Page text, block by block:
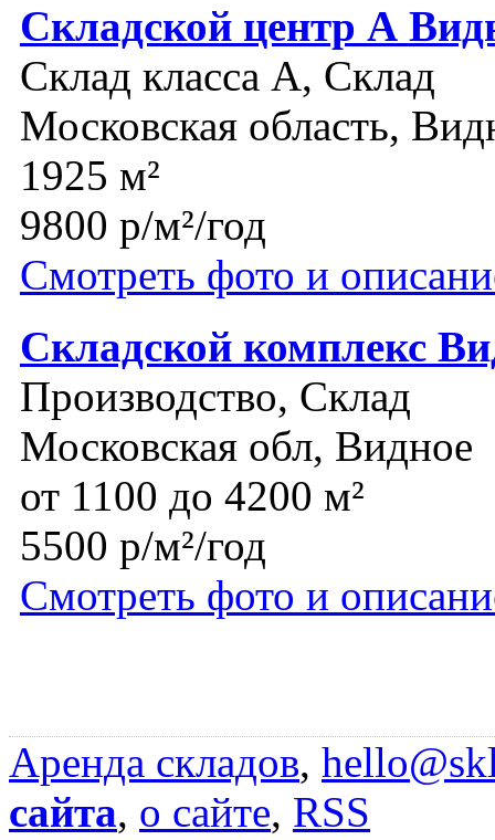
Складской центр А
Склад класса A, Склад
Московская область,
1925 м²
9800 р/м²/год
Смотреть фото и
Складской комплекс
Производство, Склад
Московская обл, Видное
от 1100 до 4200 м²
5500 р/м²/год
Смотреть фото и
Аренда складов,
сайта, о сайте, RSS